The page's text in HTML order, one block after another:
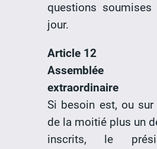
questions soumises
jour.
Article 12
Assemblée
extraordinaire
Si besoin est, ou
de la moitié plus un
inscrits, le